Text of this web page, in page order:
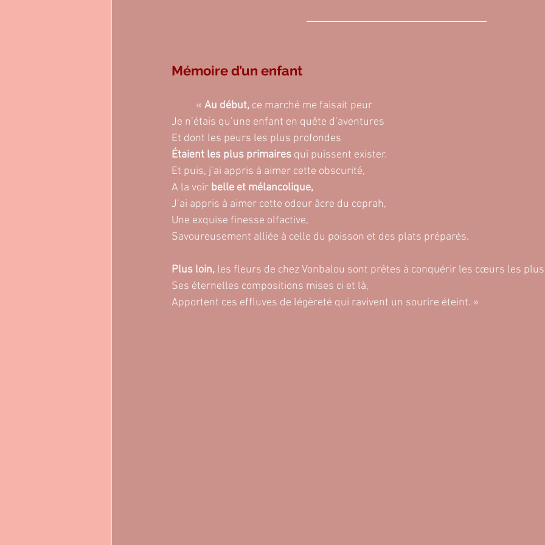
Mémoire d’un enfant
	«
Au début, ce marché me faisait peur
Je n’étais qu’une enfant en quête d’aventures
Et dont les peurs les plus profondes
Étaient les plus primaires qui puissent exister.
Et puis, j’ai appris à aimer cette obscurité,
A la voir belle et mélancolique,
J’ai appris à aimer cette odeur âcre du coprah,
Une exquise finesse olfactive,
Savoureusement alliée à celle du poisson et des plats préparés.
Plus loin, les fleurs de chez Vonbalou sont prêtes à conquérir les cœurs les
Ses éternelles compositions mises ci et là,
Apportent ces effluves de légèreté qui ravivent un sourire éteint. »